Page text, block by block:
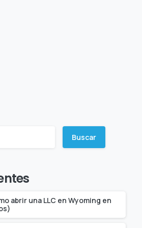
Buscar
abrir una LLC en Wyoming en